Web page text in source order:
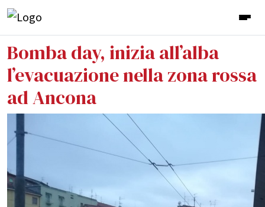
Bomba day, inizia all’alba
l’evacuazione nella zona rossa
ad Ancona